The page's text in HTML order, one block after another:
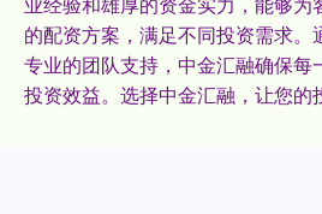
的配资方案，满足不同投资需求。
专业的团队支持，中金汇融确保每
投资效益。选择中金汇融，让您的